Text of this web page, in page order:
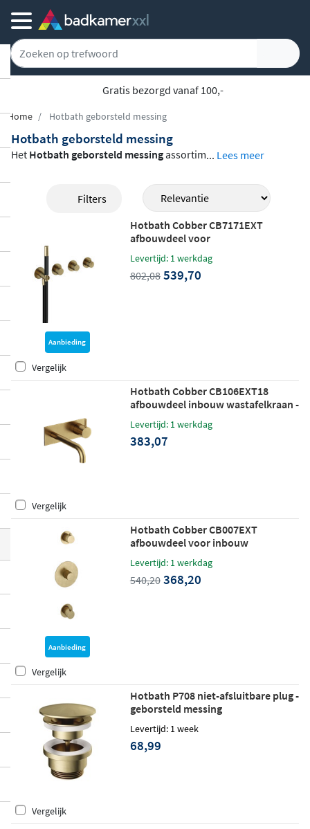
Gratis bezorgd vanaf 100,-
Home Hotbath geborsteld messing
Hotbath geborsteld messing
Het Hotbath geborsteld messingassortim
eide collectie kranen, doucheproducten e
n accessoires voor badkamer en keuken.
Alle producten zijn vervaardigd vanhoog
waardig messing
me, matte goudtint die direct sfeer toevoe
gt aan elke ruimte. Van wastafelkranen in
ouwdelen tot complete douchesets en ba
daccessoires: het assortiment biedt voor
elke toepassing een passende oplossing.
Dankzij hetFlower Power Systemen de k
oude start functie zijn de kranen ook nog
eens zuinig in gebruik.
... Lees meer
Filters
Aanbieding
Hotbath Cobber CB7171EXT
afbouwdeel voor
inbouwthermostaat met 2
stopkranen - geborsteld messing
Levertijd: 1 werkdag
802,08 539,70
Vergelijk
Hotbath Cobber CB106EXT18
afbouwdeel inbouw wastafelkraan -
Levertijd: 1 werkdag
383,07
Vergelijk
Aanbieding
Hotbath Cobber CB007EXT
afbouwdeel voor inbouw
thermostaat met 2 stopkranen -
Geborsteld messing
Levertijd: 1 werkdag
540,20 368,20
Vergelijk
Hotbath P708 niet-afsluitbare plug -
geborsteld messing
Levertijd: 1 week
68,99
Vergelijk